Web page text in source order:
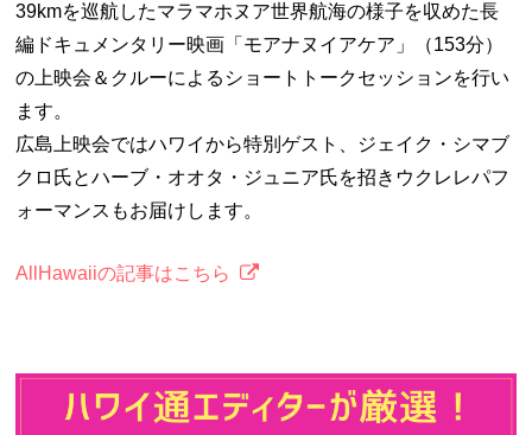
39kmを巡航したマラマホヌア世界航海の様子を収めた長
編ドキュメンタリー映画「モアナヌイアケア」（153分）
の上映会＆クルーによるショートトークセッションを行い
ます。
広島上映会ではハワイから特別ゲスト、ジェイク・シマブ
クロ氏とハーブ・オオタ・ジュニア氏を招きウクレレパフ
ォーマンスもお届けします。
AllHawaiiの記事はこちら